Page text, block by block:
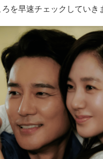
を早速チェックしていき